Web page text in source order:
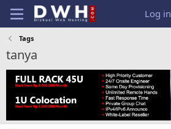
Log in
Tags
tanya